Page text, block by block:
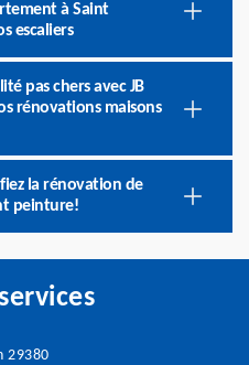
à Saint
escaliers
pas chers avec JB
rénovations maisons
la rénovation de
peinture!
29380